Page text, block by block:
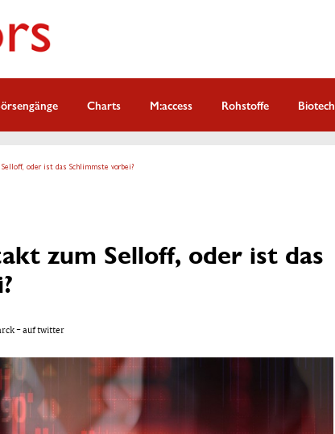
Charts M:access Rohstoffe Biotech
oder ist das Schlimmste vorbei?
zum Selloff, oder ist das
- auf twitter